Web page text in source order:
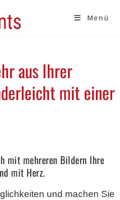
Menü
aus Ihrer
mit einer
mit mehreren Bildern Ihre
mit Herz.
und machen Sie